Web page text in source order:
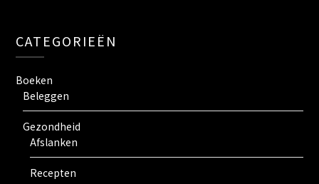
CATEGORIEËN
Boeken
Beleggen
Gezondheid
Afslanken
Recepten